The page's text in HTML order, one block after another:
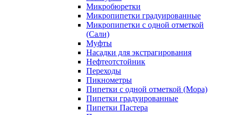
Микробюретки
Микропипетки градуированные
Микропипетки с одной отметкой
(Сали)
Муфты
Насадки для экстрагирования
Нефтеотстойник
Переходы
Пикнометры
Пипетки с одной отметкой (Мора)
Пипетки градуированные
Пипетки Пастера